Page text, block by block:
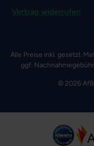
Vertrag widerrufen
Alle Preise inkl. gesetzl.
ggf.
© 2026